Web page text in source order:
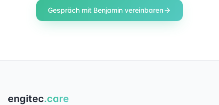
Gespräch mit Benjamin vereinbaren
engitec.care